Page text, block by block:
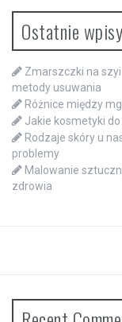
Ostatnie wpisy
Zmarszczki na
metody usuwania
Różnice między
Jakie kosmetyki
Rodzaje skóry u
problemy
Malowanie
zdrowia